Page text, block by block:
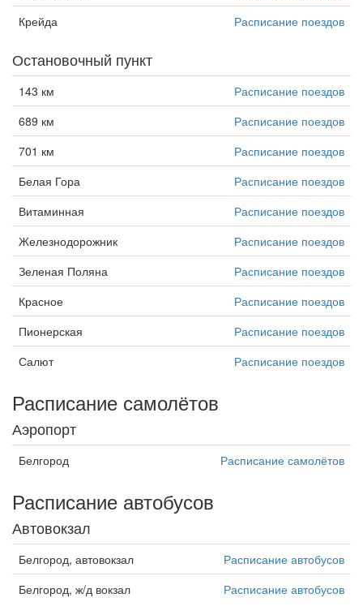
Крейда
Расписание поездов
Остановочный пункт
143 км
Расписание поездов
689 км
Расписание поездов
701 км
Расписание поездов
Белая Гора
Расписание поездов
Витаминная
Расписание поездов
Железнодорожник
Расписание поездов
Зеленая Поляна
Расписание поездов
Красное
Расписание поездов
Пионерская
Расписание поездов
Салют
Расписание поездов
Расписание самолётов
Аэропорт
Белгород Расписание самолётов
Расписание автобусов
Автовокзал
Белгород, автовокзал
Расписание автобусов
Белгород, ж/д вокзал
Расписание автобусов